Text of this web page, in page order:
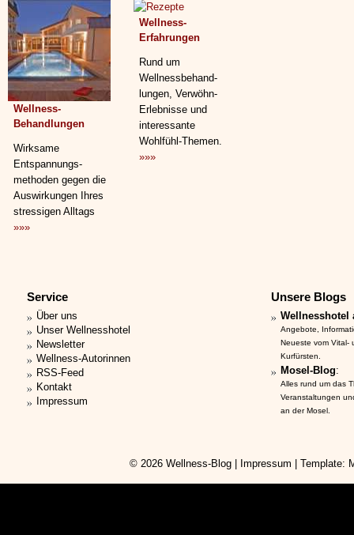
Wellness-
Behandlungen
Wirksame
Entspannungs­
methoden gegen die
Auswirkungen Ihres
stressigen Alltags
»»»
Wellness-
Erfahrungen
Rund um
Wellnessbehand­
lungen, Verwöhn-
Erlebnisse und
interessante
Wohlfühl-Themen.
»»»
Service
Über uns
Unser Wellnesshotel
Newsletter
Wellness-Autorinnen
RSS-Feed
Kontakt
Impressum
Unsere Blogs
Wellnesshotel
Angebote,
Neueste vom Vital-
Kurfürsten.
Mosel-Blog:
Alles rund um das
Veranstaltungen
an der Mosel.
© 2026 Wellness-Blog Impressum | Template: